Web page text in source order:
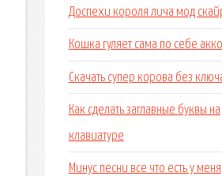
Доспехи короля лича мод
Кошка гуляет сама по себе
Скачать супер корова без
Как сделать заглавные буквы на
клавиатуре
Минус песни все что есть у меня